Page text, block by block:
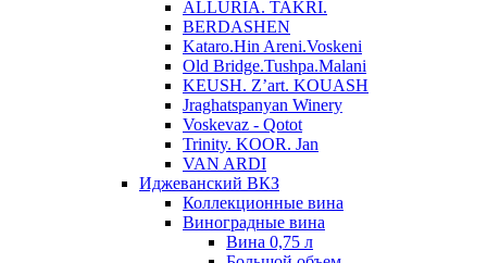
ALLURIA. TAKRI.
BERDASHEN
Kataro.Hin Areni.Voskeni
Old Bridge.Tushpa.Malani
KEUSH. Z’art. KOUASH
Jraghatspanyan Winery
Voskevaz - Qotot
Trinity. KOOR. Jan
VAN ARDI
Иджеванский ВКЗ
Коллекционные вина
Виноградные вина
Вина 0,75 л